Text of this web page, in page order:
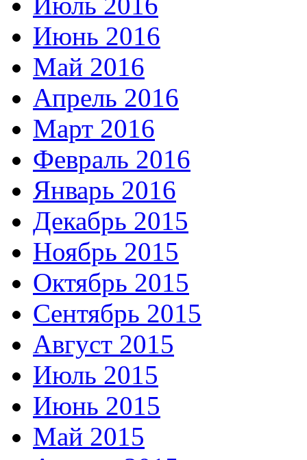
Июнь 2016
Май 2016
Апрель 2016
Март 2016
Февраль 2016
Январь 2016
Декабрь 2015
Ноябрь 2015
Октябрь 2015
Сентябрь 2015
Август 2015
Июль 2015
Июнь 2015
Май 2015